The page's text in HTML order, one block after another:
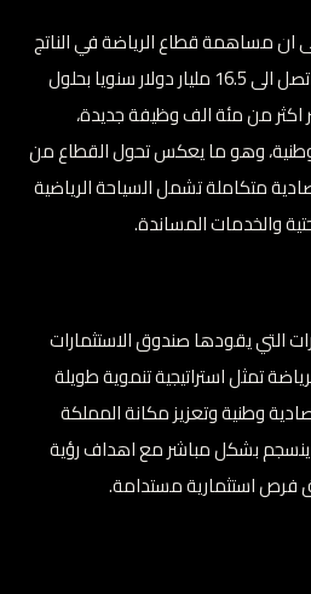
ان مساهمة قطاع الرياضة في الناتج
المحلي الاجمالي للمملكة قد تصل الى 16.5 مليار دولار سنويا بحلول
اكثر من مئة الف وظيفة جديدة،
وهو ما يعكس تحول القطاع من
متكاملة تشمل السياحة الرياضية
والخدمات المساندة.
التي يقودها صندوق الاستثمارات
تمثل استراتيجية تنموية طويلة
وطنية وتعزيز مكانة المملكة
ينسجم بشكل مباشر مع اهداف رؤية